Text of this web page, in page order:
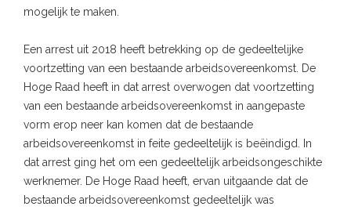
mogelijk te maken.
Een arrest uit 2018 heeft betrekking op de gedeeltelijke
voortzetting van een bestaande arbeidsovereenkomst. De
Hoge Raad heeft in dat arrest overwogen dat voortzetting
van een bestaande arbeidsovereenkomst in aangepaste
vorm erop neer kan komen dat de bestaande
arbeidsovereenkomst in feite gedeeltelijk is beëindigd. In
dat arrest ging het om een gedeeltelijk arbeidsongeschikte
werknemer. De Hoge Raad heeft, ervan uitgaande dat de
bestaande arbeidsovereenkomst gedeeltelijk was